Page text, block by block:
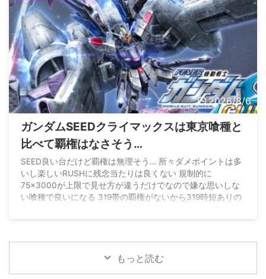
2026/8/6
ガンダムSEEDクライマックスは東京喰種と
比べて覇権はなさそう…
SEED良い台だけど覇権は無理そう… 所々ダメポイントは多
いし楽しいRUSHに残念当たりは良くない 規制的に
75×3000が上限で見せ方が違うだけでなので嫌な思いしな
い喰種で良いになる 319帯の覇権がないから319時短ありの
4, 2026
もっと読む